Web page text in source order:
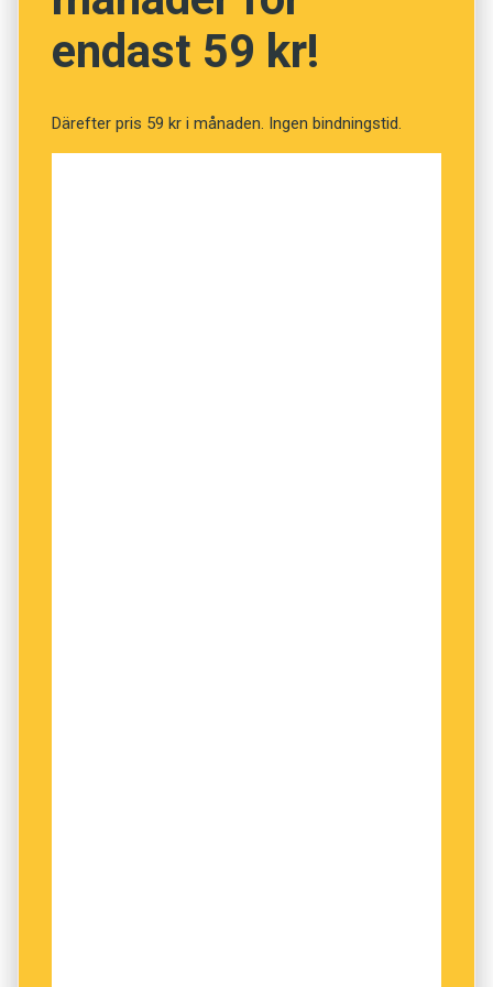
endast 59 kr!
Därefter pris 59 kr i månaden. Ingen bindningstid.